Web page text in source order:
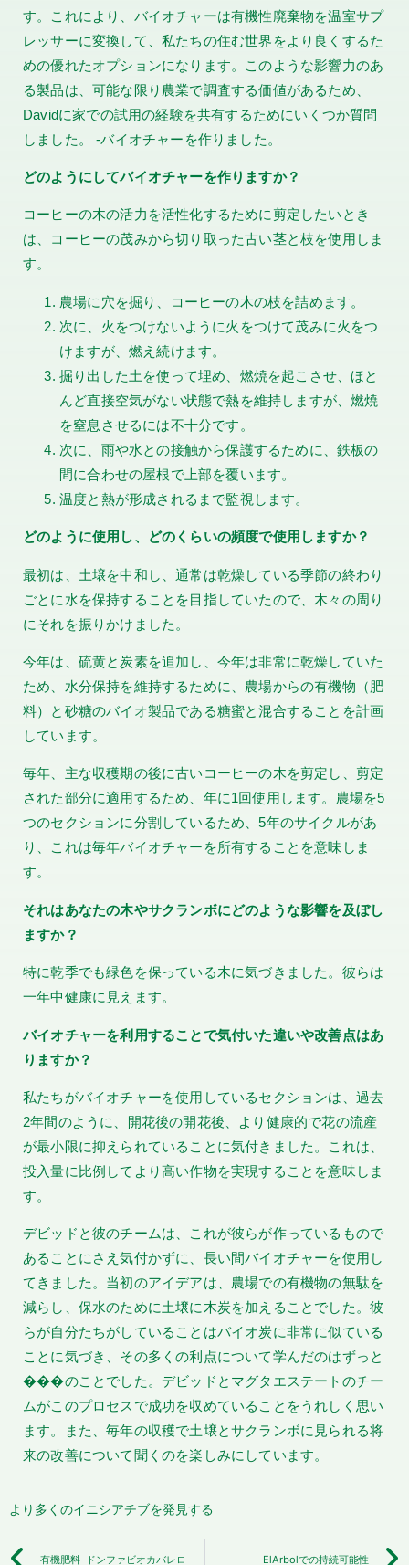
す。これにより、バイオチャーは有機性廃棄物を温室サプ
レッサーに変換して、私たちの住む世界をより良くするた
めの優れたオプションになります。このような影響力のあ
る製品は、可能な限り農業で調査する価値があるため、
Davidに家での試用の経験を共有するためにいくつか質問
しました。 -バイオチャーを作りました。
どのようにしてバイオチャーを作りますか？
コーヒーの木の活力を活性化するために剪定したいとき
は、コーヒーの茂みから切り取った古い茎と枝を使用しま
す。
農場に穴を掘り、コーヒーの木の枝を詰めます。
次に、火をつけないように火をつけて茂みに火をつ
けますが、燃え続けます。
掘り出した土を使って埋め、燃焼を起こさせ、ほと
んど直接空気がない状態で熱を維持しますが、燃焼
を窒息させるには不十分です。
次に、雨や水との接触から保護するために、鉄板の
間に合わせの屋根で上部を覆います。
温度と熱が形成されるまで監視します。
どのように使用し、どのくらいの頻度で使用しますか？
最初は、土壌を中和し、通常は乾燥している季節の終わり
ごとに水を保持することを目指していたので、木々の周り
にそれを振りかけました。
今年は、硫黄と炭素を追加し、今年は非常に乾燥していた
ため、水分保持を維持するために、農場からの有機物（肥
料）と砂糖のバイオ製品である糖蜜と混合することを計画
しています。
毎年、主な収穫期の後に古いコーヒーの木を剪定し、剪定
された部分に適用するため、年に1回使用します。農場を5
つのセクションに分割しているため、5年のサイクルがあ
り、これは毎年バイオチャーを所有することを意味しま
す。
それはあなたの木やサクランボにどのような影響を及ぼし
ますか？
特に乾季でも緑色を保っている木に気づきました。彼らは
一年中健康に見えます。
バイオチャーを利用することで気付いた違いや改善点はあ
りますか？
私たちがバイオチャーを使用しているセクションは、過去
2年間のように、開花後の開花後、より健康的で花の流産
が最小限に抑えられていることに気付きました。これは、
投入量に比例してより高い作物を実現することを意味しま
す。
デビッドと彼のチームは、これが彼らが作っているもので
あることにさえ気付かずに、長い間バイオチャーを使用し
てきました。当初のアイデアは、農場での有機物の無駄を
減らし、保水のために土壌に木炭を加えることでした。彼
らが自分たちがしていることはバイオ炭に非常に似ている
ことに気づき、その多くの利点について学んだのはずっと
���のことでした。デビッドとマグタエステートのチー
ムがこのプロセスで成功を収めていることをうれしく思い
ます。また、毎年の収穫で土壌とサクランボに見られる将
来の改善について聞くのを楽しみにしています。
より多くのイニシアチブを発見する
有機肥料–ドンファビオカバレロ ElArbolでの持続可能性